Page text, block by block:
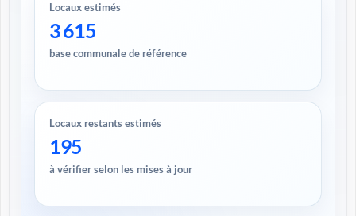
Locaux estimés
3 615
base communale de référence
Locaux restants estimés
195
à vérifier selon les mises à jour